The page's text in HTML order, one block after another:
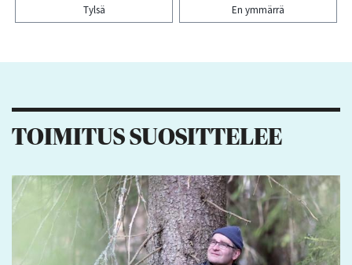
Tylsä En ymmärrä
TOIMITUS SUOSITTELEE